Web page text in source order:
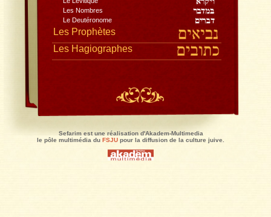
Lisez en pleine page, recherchez,
copiez, collez, imprimez
et signalez la section de votre choix.
Le Pentateuque
La Genèse
Les Nombres
Les Hagiographes